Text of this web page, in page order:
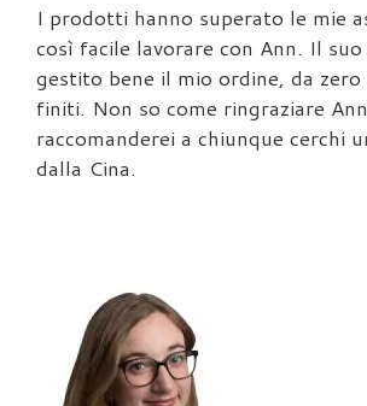
I prodotti hanno superato le mie
così facile lavorare con Ann. Il suo
gestito bene il mio ordine, da
finiti. Non so come ringraziare
raccomanderei a chiunque cerchi
dalla Cina.